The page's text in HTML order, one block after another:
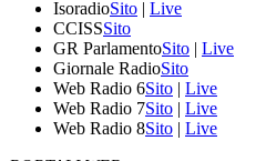
IsoradioSito | Live
CCISSSito
GR ParlamentoSito | Live
Giornale RadioSito
Web Radio 6Sito | Live
Web Radio 7Sito | Live
Web Radio 8Sito | Live